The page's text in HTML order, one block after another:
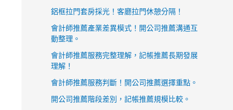
鋁框拉門套房採光！客廳拉門休憩分隔！
會計師推薦產業差異模式！開公司推薦溝通互
動整理。
會計師推薦服務完整理解，記帳推薦長期發展
理解！
會計師推薦服務判斷！開公司推薦選擇重點。
開公司推薦階段差別，記帳推薦規模比較。